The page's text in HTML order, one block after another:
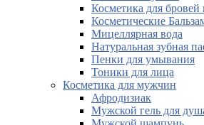
Косметика для бровей
Косметические
Мицеллярная вода
Натуральная зубная
Пенки для умывания
Тоники для лица
Косметика для мужчин
Афродизиак
Мужской гель для